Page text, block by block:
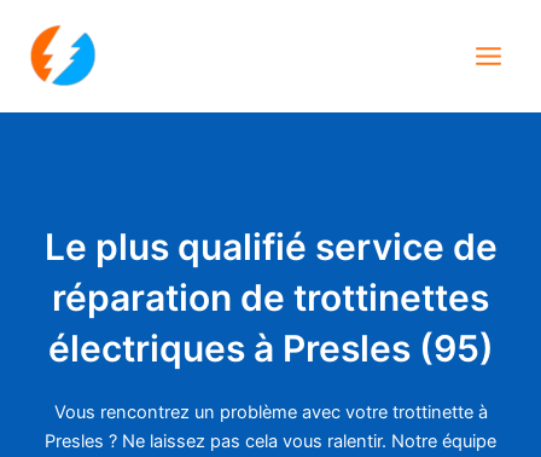
contenu
Le plus qualifié service de
réparation de trottinettes
électriques à Presles (95)
Vous rencontrez un problème avec votre trottinette à
Presles ? Ne laissez pas cela vous ralentir. Notre équipe